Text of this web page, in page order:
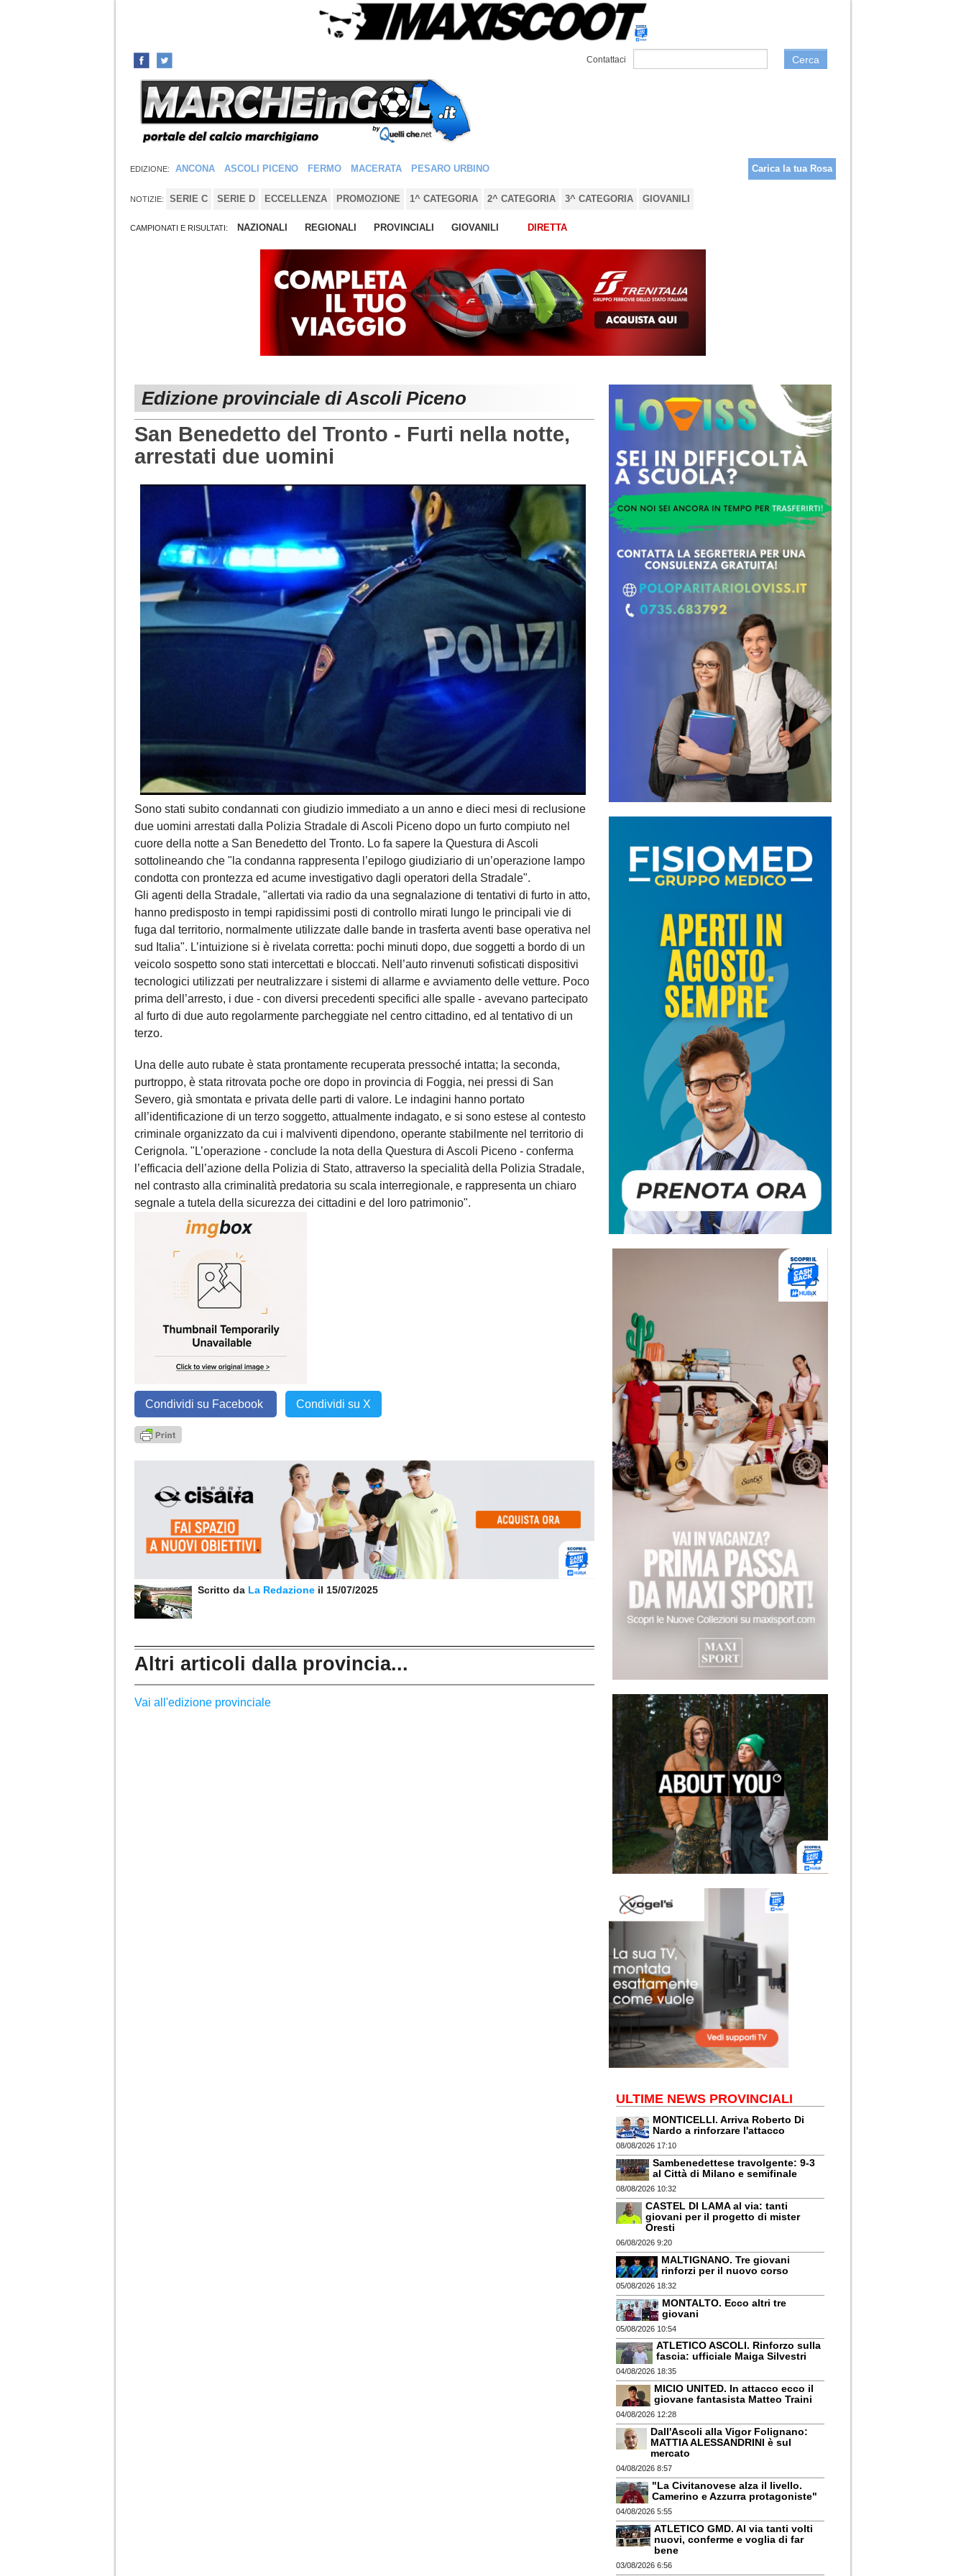
Contattaci Cerca
EDIZIONE: ANCONA ASCOLI PICENO FERMO MACERATA PESARO URBINO Carica la tua Rosa
NOTIZIE: SERIE C SERIE D ECCELLENZA PROMOZIONE 1^ CATEGORIA 2^ CATEGORIA 3^ CATEGORIA GIOVANILI
CAMPIONATI E RISULTATI: NAZIONALI REGIONALI PROVINCIALI GIOVANILI DIRETTA
Edizione provinciale di Ascoli Piceno
San Benedetto del Tronto - Furti nella notte,
arrestati due uomini
Sono stati subito condannati con giudizio immediato a un anno e dieci mesi di reclusione
due uomini arrestati dalla Polizia Stradale di Ascoli Piceno dopo un furto compiuto nel
cuore della notte a San Benedetto del Tronto. Lo fa sapere la Questura di Ascoli
sottolineando che "la condanna rappresenta l’epilogo giudiziario di un’operazione lampo
condotta con prontezza ed acume investigativo dagli operatori della Stradale".
Gli agenti della Stradale, "allertati via radio da una segnalazione di tentativi di furto in atto,
hanno predisposto in tempi rapidissimi posti di controllo mirati lungo le principali vie di
fuga dal territorio, normalmente utilizzate dalle bande in trasferta aventi base operativa nel
sud Italia". L’intuizione si è rivelata corretta: pochi minuti dopo, due soggetti a bordo di un
veicolo sospetto sono stati intercettati e bloccati. Nell’auto rinvenuti sofisticati dispositivi
tecnologici utilizzati per neutralizzare i sistemi di allarme e avviamento delle vetture. Poco
prima dell’arresto, i due - con diversi precedenti specifici alle spalle - avevano partecipato
al furto di due auto regolarmente parcheggiate nel centro cittadino, ed al tentativo di un
terzo.
Una delle auto rubate è stata prontamente recuperata pressoché intatta; la seconda,
purtroppo, è stata ritrovata poche ore dopo in provincia di Foggia, nei pressi di San
Severo, già smontata e privata delle parti di valore. Le indagini hanno portato
all’identificazione di un terzo soggetto, attualmente indagato, e si sono estese al contesto
criminale organizzato da cui i malviventi dipendono, operante stabilmente nel territorio di
Cerignola. "L’operazione - conclude la nota della Questura di Ascoli Piceno - conferma
l’efficacia dell’azione della Polizia di Stato, attraverso la specialità della Polizia Stradale,
nel contrasto alla criminalità predatoria su scala interregionale, e rappresenta un chiaro
segnale a tutela della sicurezza dei cittadini e del loro patrimonio".
Condividi su Facebook Condividi su X
Scritto da La Redazione il 15/07/2025
Altri articoli dalla provincia...
Vai all'edizione provinciale
ULTIME NEWS PROVINCIALI
MONTICELLI. Arriva Roberto Di
Nardo a rinforzare l'attacco
08/08/2026 17:10
Sambenedettese travolgente: 9-3
al Città di Milano e semifinale
08/08/2026 10:32
CASTEL DI LAMA al via: tanti
giovani per il progetto di mister
Oresti
06/08/2026 9:20
MALTIGNANO. Tre giovani
rinforzi per il nuovo corso
05/08/2026 18:32
MONTALTO. Ecco altri tre
giovani
05/08/2026 10:54
ATLETICO ASCOLI. Rinforzo sulla
fascia: ufficiale Maiga Silvestri
04/08/2026 18:35
MICIO UNITED. In attacco ecco il
giovane fantasista Matteo Traini
04/08/2026 12:28
Dall'Ascoli alla Vigor Folignano:
MATTIA ALESSANDRINI è sul
mercato
04/08/2026 8:57
"La Civitanovese alza il livello.
Camerino e Azzurra protagoniste"
04/08/2026 5:55
ATLETICO GMD. Al via tanti volti
nuovi, conferme e voglia di far
bene
03/08/2026 6:56